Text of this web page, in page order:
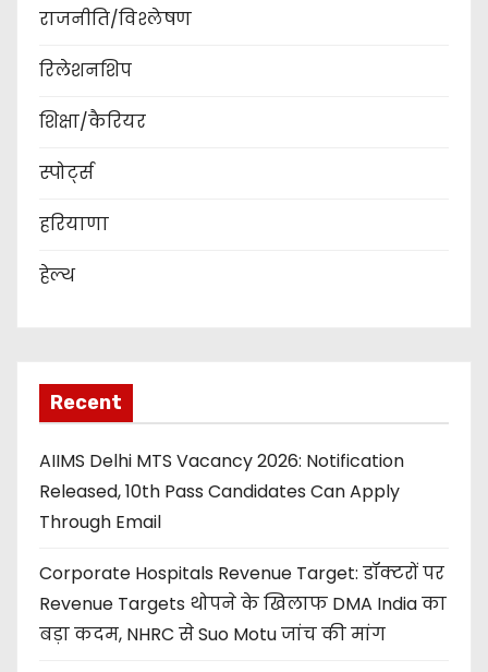
राजनीति/विश्लेषण
रिलेशनशिप
शिक्षा/कैरियर
स्पोर्ट्स
हरियाणा
हेल्थ
Recent
AIIMS Delhi MTS Vacancy 2026: Notification
Released, 10th Pass Candidates Can Apply
Through Email
Corporate Hospitals Revenue Target: डॉक्टरों पर
Revenue Targets थोपने के खिलाफ DMA India का
बड़ा कदम, NHRC से Suo Motu जांच की मांग